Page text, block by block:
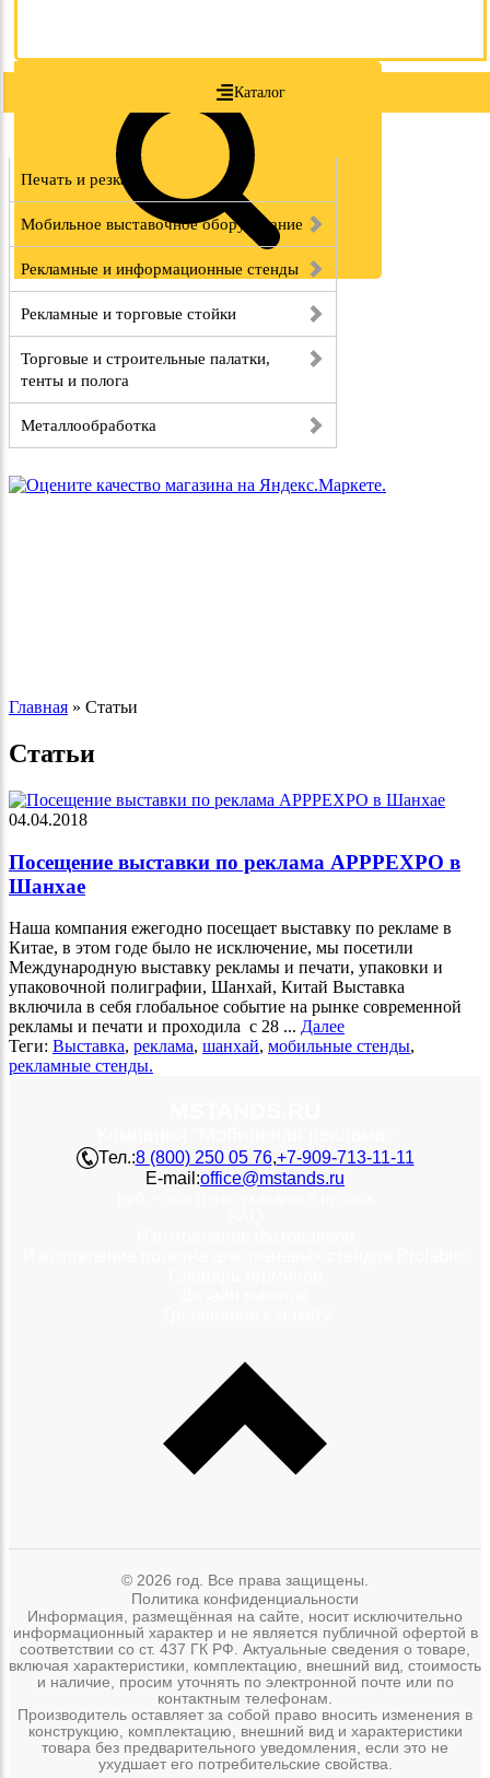
Каталог
Печать и резка
Мобильное выставочное оборудование
Рекламные и информационные стенды
Рекламные и торговые стойки
Торговые и строительные палатки,
тенты и полога
Металлообработка
Главная » Статьи
Статьи
04.04.2018
Посещение выставки по реклама APPPEXPO в
Шанхае
Наша компания ежегодно посещает выставку по рекламе в
Китае, в этом годе было не исключение, мы посетили
Международную выставку рекламы и печати, упаковки и
упаковочной полиграфии, Шанхай, Китай Выставка
включила в себя глобальное событие на рынке современной
рекламы и печати и проходила с 28 ... Далее
Теги: Выставка, реклама, шанхай, мобильные стенды,
рекламные стенды.
Тел.:8 (800) 250 05 76,+7-909-713-11-11
E-mail:office@mstands.ru
© 2026 год. Все права защищены.
Политика конфиденциальности
Информация, размещённая на сайте, носит исключительно
информационный характер и не является публичной офертой в
соответствии со ст. 437 ГК РФ. Актуальные сведения о товаре,
включая характеристики, комплектацию, внешний вид, стоимость
и наличие, просим уточнять по электронной почте или по
контактным телефонам.
Производитель оставляет за собой право вносить изменения в
конструкцию, комплектацию, внешний вид и характеристики
товара без предварительного уведомления, если это не
ухудшает его потребительские свойства.